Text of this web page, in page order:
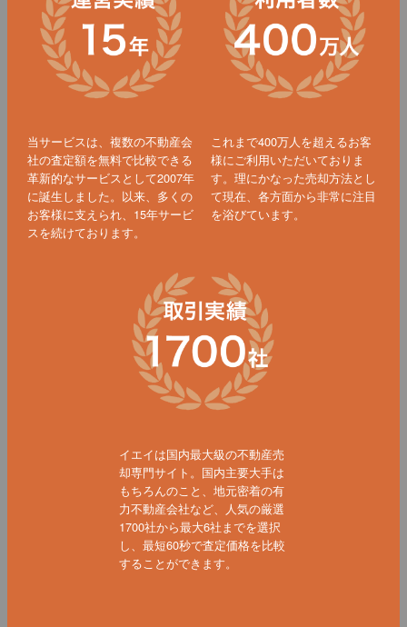
当サービスは、複数の不動産会
社の査定額を無料で比較できる
革新的なサービスとして2007年
に誕生しました。以来、多くの
お客様に支えられ、15年サービ
スを続けております。
これまで400万人を超えるお客
様にご利用いただいておりま
す。理にかなった売却方法とし
て現在、各方面から非常に注目
を浴びています。
イエイは国内最大級の不動産売
却専門サイト。国内主要大手は
もちろんのこと、地元密着の有
力不動産会社など、人気の厳選
1700社から最大6社までを選択
し、最短60秒で査定価格を比較
することができます。